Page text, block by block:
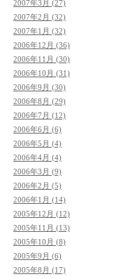
2007年3月 (27)
2007年2月 (32)
2007年1月 (32)
2006年12月 (36)
2006年11月 (30)
2006年10月 (31)
2006年9月 (30)
2006年8月 (29)
2006年7月 (12)
2006年6月 (6)
2006年5月 (4)
2006年4月 (4)
2006年3月 (9)
2006年2月 (5)
2006年1月 (14)
2005年12月 (12)
2005年11月 (13)
2005年10月 (8)
2005年9月 (6)
2005年8月 (17)